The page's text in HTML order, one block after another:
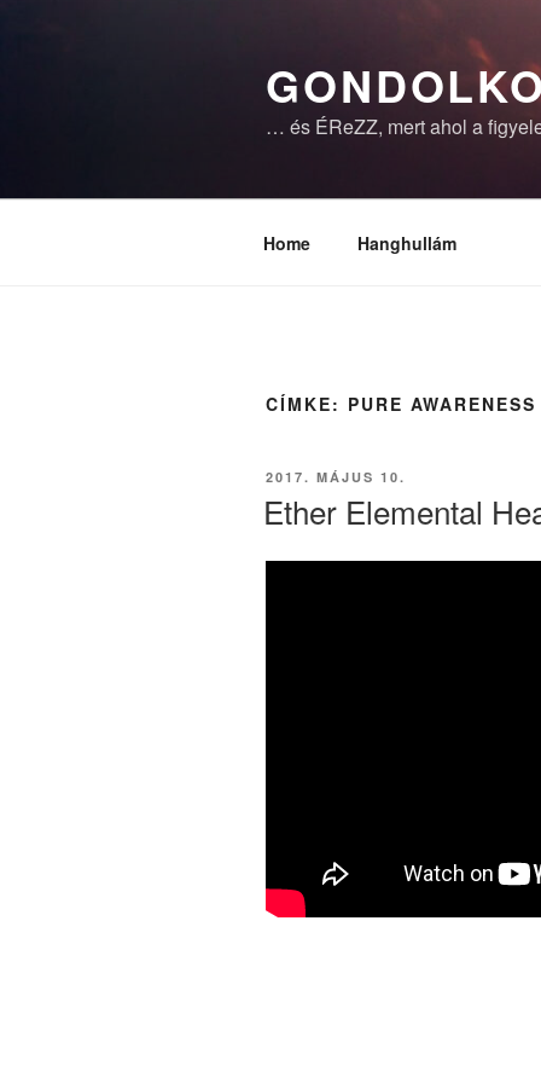
… és ÉReZZ, mert ahol a
Home Hanghullám
CÍMKE: PURE AWARENESS
BEKÜLDVE:
2017. MÁJUS 10.
Ether Elemental